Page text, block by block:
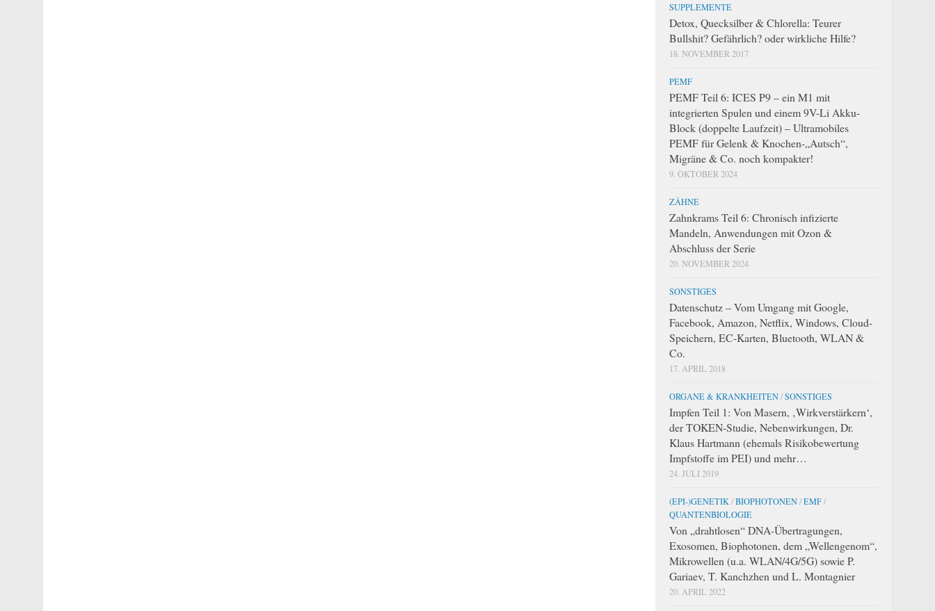
SUPPLEMENTE
Detox, Quecksilber & Chlorella: Teurer
Bullshit? Gefährlich? oder wirkliche Hilfe?
18. NOVEMBER 2017
PEMF
PEMF Teil 6: ICES P9 – ein M1 mit
integrierten Spulen und einem 9V-Li Akku-
Block (doppelte Laufzeit) – Ultramobiles
PEMF für Gelenk & Knochen-„Autsch“,
Migräne & Co. noch kompakter!
9. OKTOBER 2024
ZÄHNE
Zahnkrams Teil 6: Chronisch infizierte
Mandeln, Anwendungen mit Ozon &
Abschluss der Serie
20. NOVEMBER 2024
SONSTIGES
Datenschutz – Vom Umgang mit Google,
Facebook, Amazon, Netflix, Windows, Cloud-
Speichern, EC-Karten, Bluetooth, WLAN &
Co.
17. APRIL 2018
ORGANE & KRANKHEITEN/SONSTIGES
Impfen Teil 1: Von Masern, ‚Wirkverstärkern‘,
der TOKEN-Studie, Nebenwirkungen, Dr.
Klaus Hartmann (ehemals Risikobewertung
Impfstoffe im PEI) und mehr…
24. JULI 2019
(EPI-)GENETIK /BIOPHOTONEN/EMF/
QUANTENBIOLOGIE
Von „drahtlosen“ DNA-Übertragungen,
Exosomen, Biophotonen, dem „Wellengenom“,
Mikrowellen (u.a. WLAN/4G/5G) sowie P.
Gariaev, T. Kanchzhen und L. Montagnier
20. APRIL 2022